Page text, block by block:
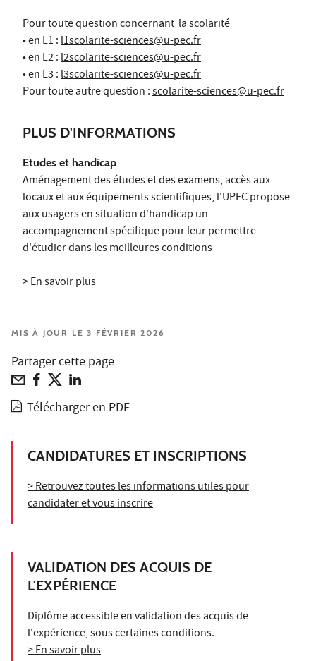
Pour toute question concernant la scolarité
• en L1 :l1scolarite-sciences@u-pec.fr
• en L2 :l2scolarite-sciences@u-pec.fr
• en L3 :l3scolarite-sciences@u-pec.fr
Pour toute autre question :scolarite-sciences@u-pec.fr
PLUS D'INFORMATIONS
Etudes et handicap
Aménagement des études et des examens, accès aux
locaux et aux équipements scientifiques, l'UPEC propose
aux usagers en situation d'handicap un
accompagnement spécifique pour leur permettre
d'étudier dans les meilleures conditions
> En savoir plus
MIS À JOUR LE 3 FÉVRIER 2026
Partager cette page
Télécharger en PDF
CANDIDATURES ET INSCRIPTIONS
> Retrouvez toutes les informations utiles pour
candidater et vous inscrire
VALIDATION DES ACQUIS DE
L'EXPÉRIENCE
Diplôme accessible en validation des acquis de
l'expérience, sous certaines conditions.
> En savoir plus